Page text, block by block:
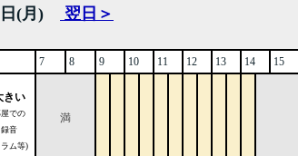
日(月) 翌日＞
7 8 9 10 11 12 13 14 15
きい
での
録音
ム等)
満